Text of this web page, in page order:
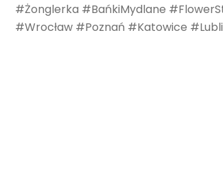
#Żonglerka #BańkiMydlane
#Wrocław #Poznań #Katowice